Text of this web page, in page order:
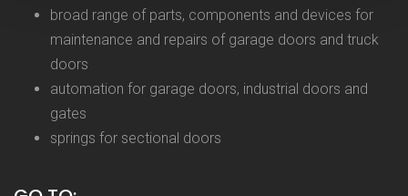
broad range of parts, components and devices for
maintenance and repairs of garage doors and truck
doors
automation for garage doors, industrial doors and
gates
springs for sectional doors